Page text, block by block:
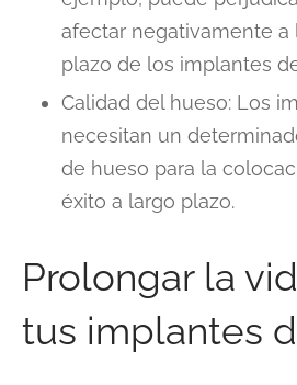
afectar negativamente a
plazo de los implantes
Calidad del hueso: Los
necesitan un
de hueso para la
éxito a largo plazo.
Prolongar la
tus implantes